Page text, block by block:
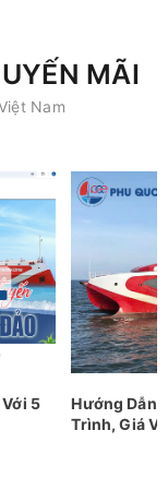
MÃI
Nam
5
Hướng Dẫn
Trình, Giá Vé